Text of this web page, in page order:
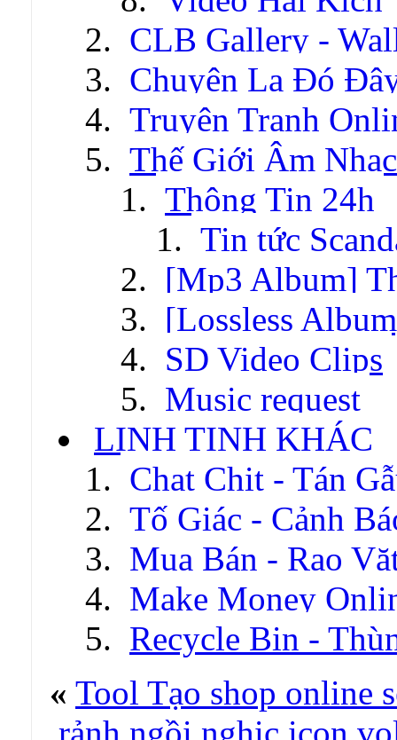
CLB Gallery -
Chuyện Lạ Đó
Truyện Tranh
Thế Giới Âm Nhạc
Thông Tin 24h
Tin tức
[Mp3 Album]
[Lossless
SD Video Clips
Music request
LINH TINH KHÁC
Chat Chit - Tán
Tố Giác - Cảnh
Mua Bán - Rao
Make Money
Recycle Bin -
« Tool Tạo shop online
,rảnh ngồi nghịc icon